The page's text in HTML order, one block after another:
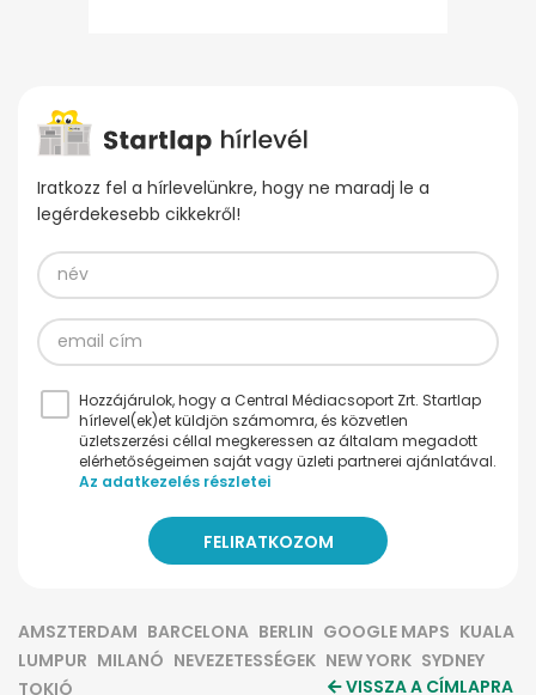
Iratkozz fel a hírlevelünkre, hogy ne maradj le a
legérdekesebb cikkekről!
Hozzájárulok, hogy a Central Médiacsoport Zrt. Startlap
hírlevel(ek)et küldjön számomra, és közvetlen
üzletszerzési céllal megkeressen az általam megadott
elérhetőségeimen saját vagy üzleti partnerei ajánlatával.
Az adatkezelés részletei
AMSZTERDAM BARCELONA BERLIN GOOGLE MAPS KUALA
LUMPUR MILANÓ NEVEZETESSÉGEK NEW YORK SYDNEY
TOKIÓ
VISSZA A CÍMLAPRA